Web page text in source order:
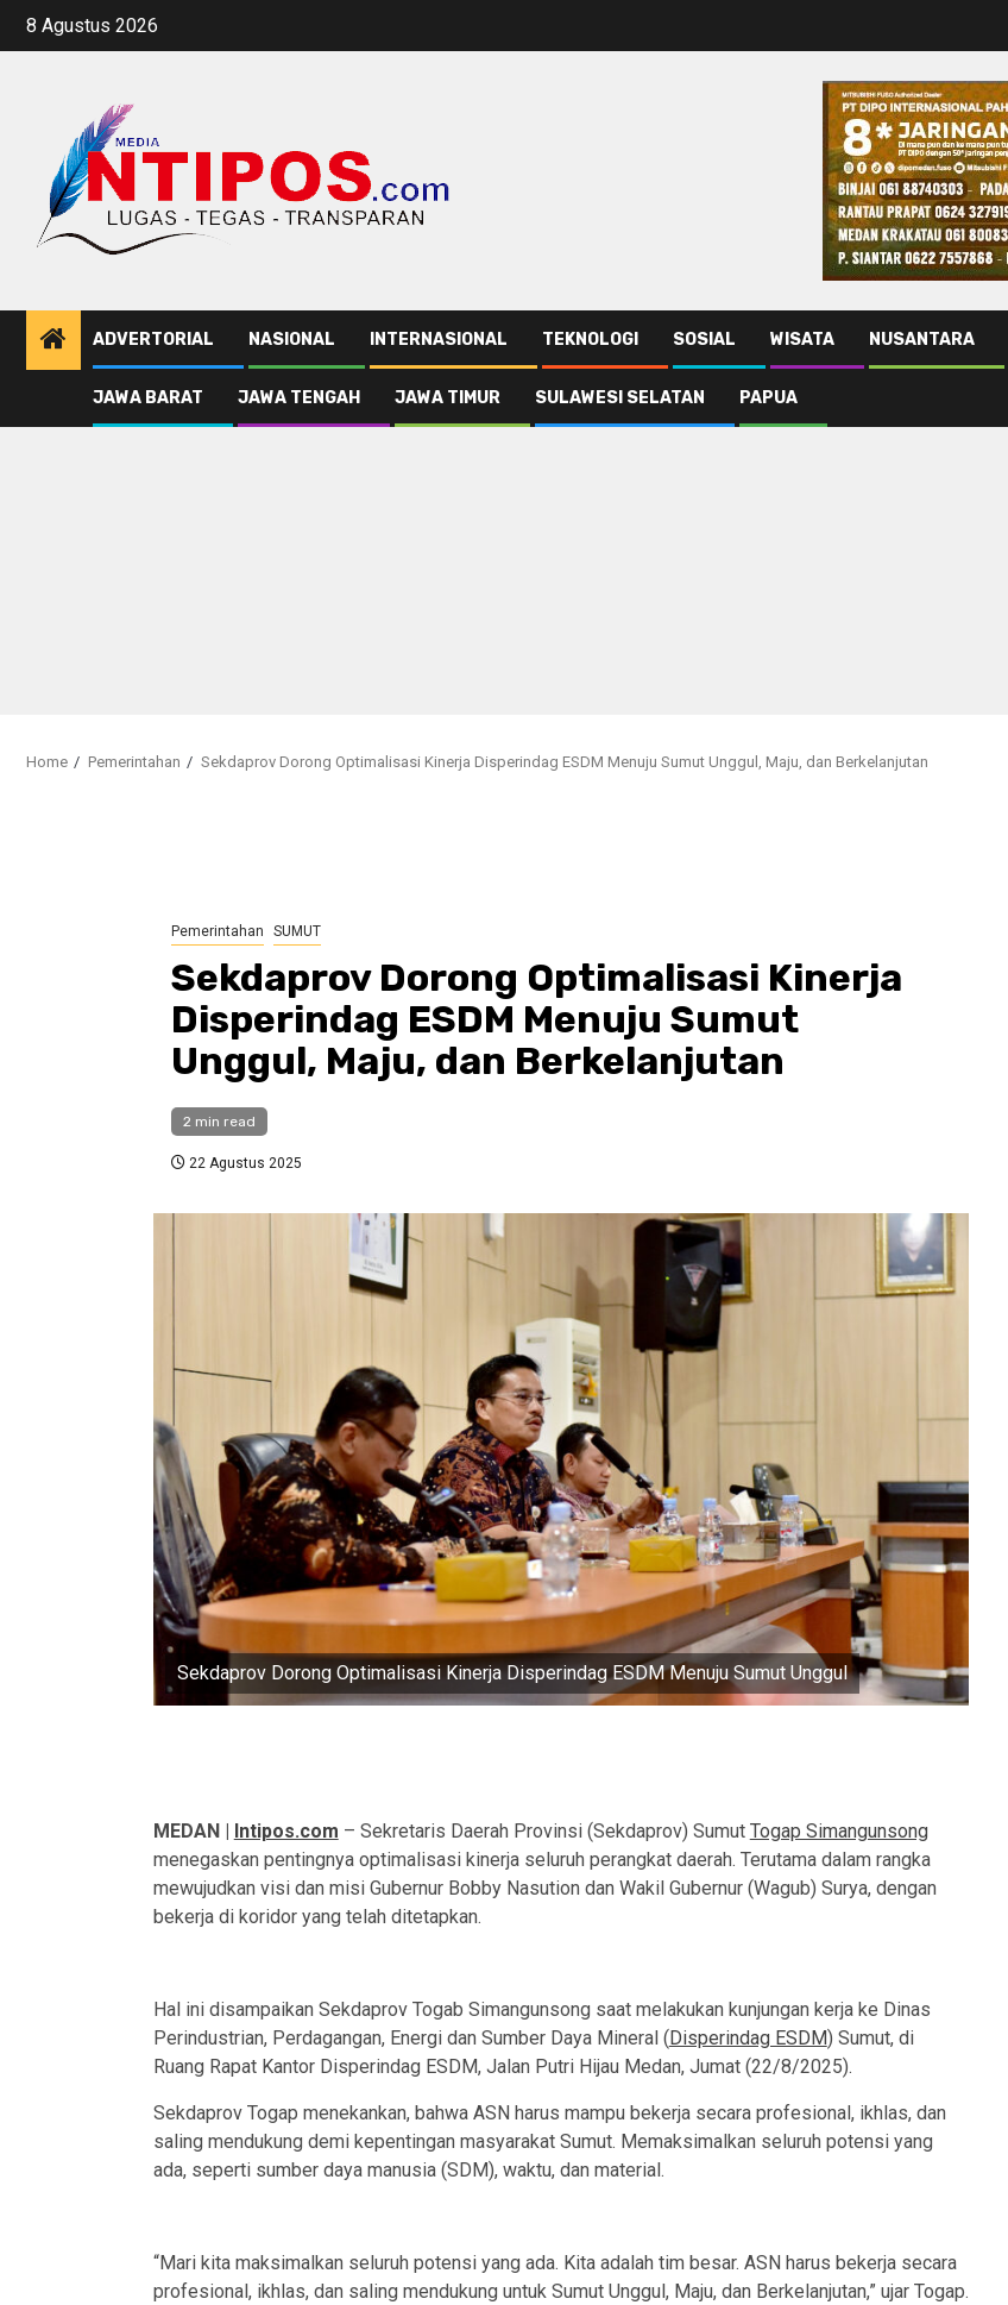
Skip
8 Agustus 2026
ADVERTORIAL NASIONAL INTERNASIONAL TEKNOLOGI SOSIAL WISATA NUSANTARA
JAWA BARAT JAWA TENGAH JAWA TIMUR SULAWESI SELATAN PAPUA
Home Pemerintahan Sekdaprov Dorong Optimalisasi Kinerja Disperindag ESDM Menuju Sumut Unggul, Maju, dan Berkelanjutan
Pemerintahan SUMUT
Sekdaprov Dorong Optimalisasi Kinerja
Disperindag ESDM Menuju Sumut
Unggul, Maju, dan Berkelanjutan
2 min read
22 Agustus 2025
Sekdaprov Dorong Optimalisasi Kinerja Disperindag ESDM Menuju Sumut Unggul
MEDAN | Intipos.com – Sekretaris Daerah Provinsi (Sekdaprov) Sumut Togap Simangunsong
menegaskan pentingnya optimalisasi kinerja seluruh perangkat daerah. Terutama dalam rangka
mewujudkan visi dan misi Gubernur Bobby Nasution dan Wakil Gubernur (Wagub) Surya, dengan
bekerja di koridor yang telah ditetapkan.
Hal ini disampaikan Sekdaprov Togab Simangunsong saat melakukan kunjungan kerja ke Dinas
Perindustrian, Perdagangan, Energi dan Sumber Daya Mineral (Disperindag ESDM) Sumut, di
Ruang Rapat Kantor Disperindag ESDM, Jalan Putri Hijau Medan, Jumat (22/8/2025).
Sekdaprov Togap menekankan, bahwa ASN harus mampu bekerja secara profesional, ikhlas, dan
saling mendukung demi kepentingan masyarakat Sumut. Memaksimalkan seluruh potensi yang
ada, seperti sumber daya manusia (SDM), waktu, dan material.
“Mari kita maksimalkan seluruh potensi yang ada. Kita adalah tim besar. ASN harus bekerja secara
profesional, ikhlas, dan saling mendukung untuk Sumut Unggul, Maju, dan Berkelanjutan,” ujar Togap.